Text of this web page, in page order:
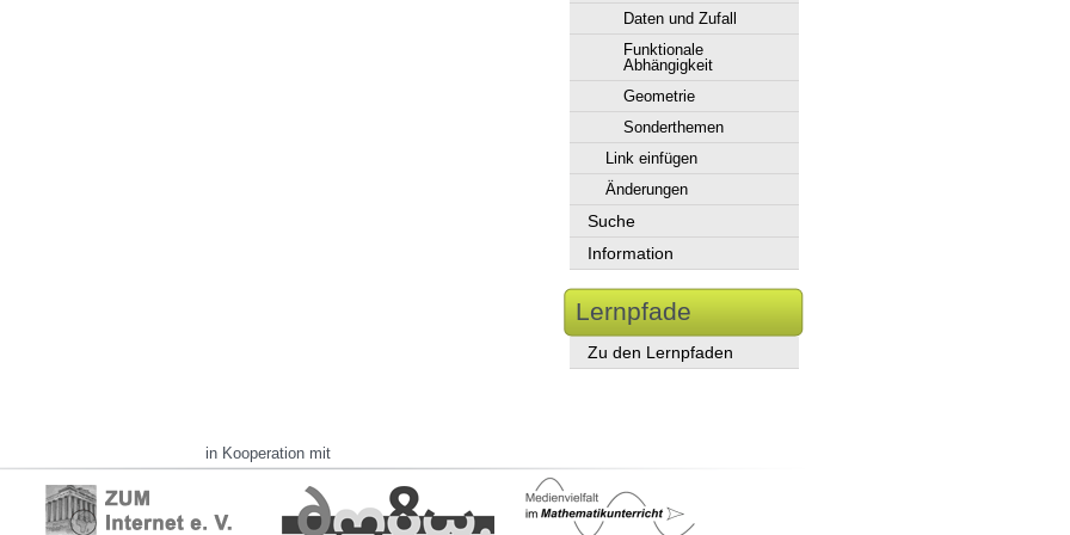
Daten und Zufall
Funktionale
Abhängigkeit
Geometrie
Sonderthemen
Link einfügen
Änderungen
Suche
Information
Lernpfade
Zu den Lernpfaden
in Kooperation mit